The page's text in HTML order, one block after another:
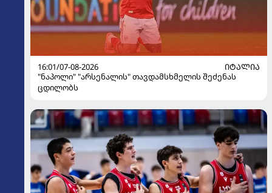
16:01/07-08-2026
ᲘᲢᲐᲚᲘᲐ
"ნაპოლი" "არსენალის" თავდამსხმელის შეძენას
ცდილობს